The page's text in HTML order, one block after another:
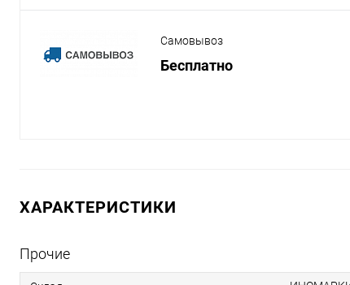
Самовывоз
Бесплатно
ХАРАКТЕРИСТИКИ
Прочие